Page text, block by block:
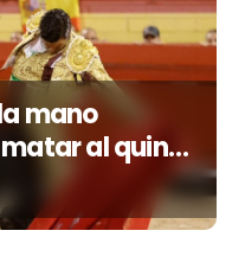
mano
al quinto